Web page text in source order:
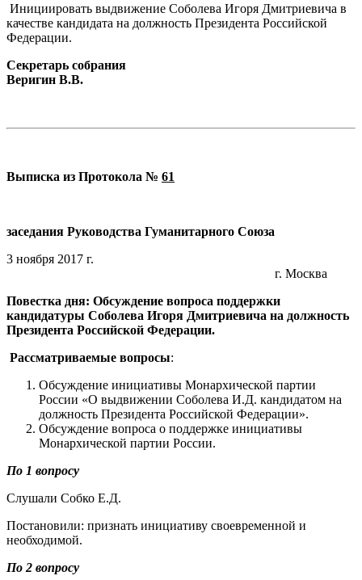
Инициировать выдвижение Соболева Игоря Дмитриевича в
качестве кандидата на должность Президента Российской
Федерации.
Секретарь собрания
Веригин В.В.
Выписка из Протокола № 61
заседания Руководства Гуманитарного Союза
3 ноября 2017 г.
г. Москва
Повестка дня: Обсуждение вопроса поддержки
кандидатуры Соболева Игоря Дмитриевича на должность
Президента Российской Федерации.
Рассматриваемые вопросы:
Обсуждение инициативы Монархической партии
России «О выдвижении Соболева И.Д. кандидатом на
должность Президента Российской Федерации».
Обсуждение вопроса о поддержке инициативы
Монархической партии России.
По 1 вопросу
Слушали Собко Е.Д.
Постановили: признать инициативу своевременной и
необходимой.
По 2 вопросу